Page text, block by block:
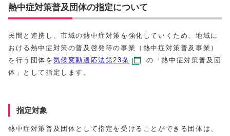
熱中症対策普及団体の指定について
民間と連携し、市域の熱中症対策を強化していくため、地域に
おける熱中症対策の普及啓発等の事業（熱中症対策普及事業）
を行う団体を 気候変動適応法第23条
の「熱中症対策普及団
体」として指定します。
指定対象
熱中症対策普及団体として指定を受けることができる団体は、